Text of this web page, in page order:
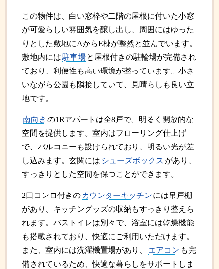
この物件は、白い窓枠や二階の屋根に付いた小窓
が可愛らしい雰囲気を醸し出し、周囲にはゆった
りとした敷地にAからE棟が整然と並んでいます。
敷地内には駐車場 と屋根付きの駐輪場が完備され
ており、利便性も高い環境が整っています。小さ
いながら公園も隣接していて、見晴らしも良い立
地です。
南向き の1Rアパートは全8戸で、明るく開放的な
空間を提供します。室内はフローリング仕上げ
で、バルコニーも設けられており、明るい光が差
し込みます。玄関には シューズボックス があり、
すっきりとした空間を保つことができます。
2口コンロ付きの カウンターキッチン には吊戸棚
があり、キッチングッズの収納もすっきり整えら
れます。バストイレは別々で、浴室には乾燥機能
も搭載されており、快適にご利用いただけます。
また、室内には洗濯機置場があり、
エアコン も完
備されているため、快適な暮らしをサポートしま